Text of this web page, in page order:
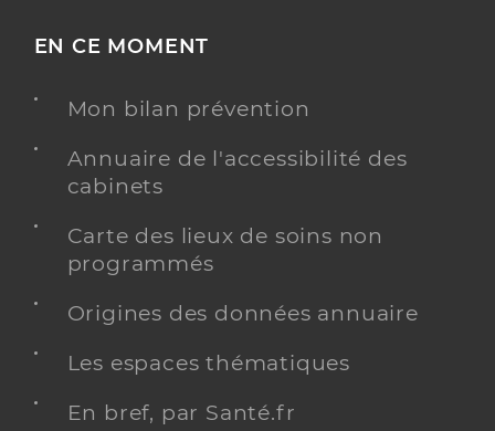
EN CE MOMENT
Mon bilan prévention
Annuaire de l'accessibilité des
cabinets
Carte des lieux de soins non
programmés
Origines des données annuaire
Les espaces thématiques
En bref, par Santé.fr